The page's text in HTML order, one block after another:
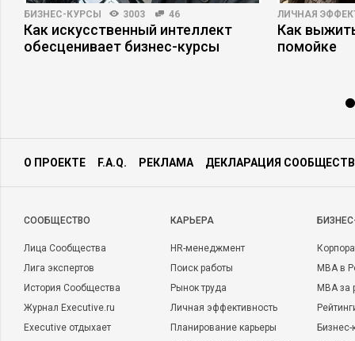
БИЗНЕС-КУРСЫ 3003 46
Как искусственный интеллект
обесценивает бизнес-курсы
ЛИЧНАЯ
Как
помойке
О ПРОЕКТЕ F.A.Q. РЕКЛАМА ДЕКЛАРАЦИЯ
CООБЩЕСТВО
Лица Сообщества
Лига экспертов
История Сообщества
Журнал Executive.ru
Executive отдыхает
КАРЬЕРА
HR-менеджмент
Поиск работы
Рынок труда
Личная эффективность
Планирование карьеры
MBA в
MBA
Бизнес-